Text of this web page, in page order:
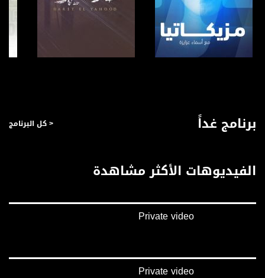
برنامج غداً < كل البرنامج
الفيديوهات الأكثر مشاهدة
Private video
Private video